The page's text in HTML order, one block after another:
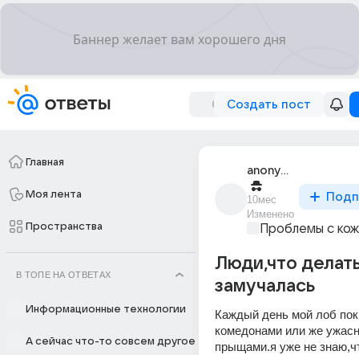
Создать пост
Главная
Моя лента
Пространства
В ТОПЕ НА ОТВЕТАХ
Информационные технологии
А сейчас что-то совсем другое
anonymous
10мес
Изменено
Проблемы с
Люди,что
замучалась
Каждый день мой лоб
комедонами или же
прыщами.я уже не